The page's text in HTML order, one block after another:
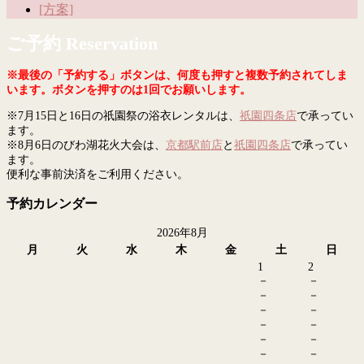
[方案]
ご予約 Reservation
※最後の「予約する」ボタンは、何度も押すと複数予約されてしま
います。ボタンを押すのは1回でお願いします。
※7月15日と16日の祇園祭の浴衣レンタルは、 祇園四条店で承ってい
ます。
※8月6日のびわ湖花火大会は、 京都駅前店 と 祇園四条店で承ってい
ます。
便利な事前決済をご利用ください。
予約カレンダー
2026年8月
月
火 水 木 金 土
日
1
－
－
－
－
－
－
2
－
－
－
－
－
－